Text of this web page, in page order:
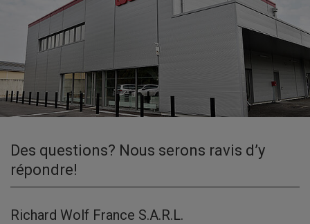
Des questions? Nous serons ravis d’y
répondre!
Richard Wolf France S.A.R.L.